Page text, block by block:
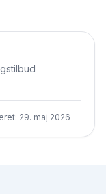
29. maj 2026